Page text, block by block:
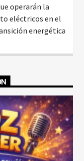
operarán la
eléctricos en el
energética